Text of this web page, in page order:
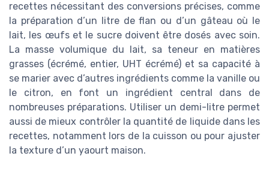
recettes nécessitant des conversions précises, comme
la préparation d’un litre de flan ou d’un gâteau où le
lait, les œufs et le sucre doivent être dosés avec soin.
La masse volumique du lait, sa teneur en matières
grasses (écrémé, entier, UHT écrémé) et sa capacité à
se marier avec d’autres ingrédients comme la vanille ou
le citron, en font un ingrédient central dans de
nombreuses préparations. Utiliser un demi-litre permet
aussi de mieux contrôler la quantité de liquide dans les
recettes, notamment lors de la cuisson ou pour ajuster
la texture d’un yaourt maison.